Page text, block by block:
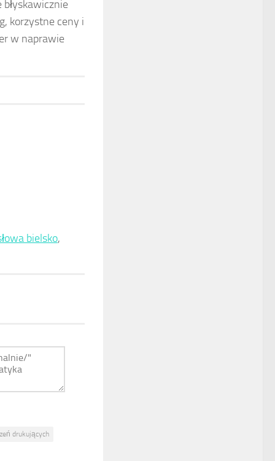
korzystne ceny i
w naprawie
bielsko,
drukujących